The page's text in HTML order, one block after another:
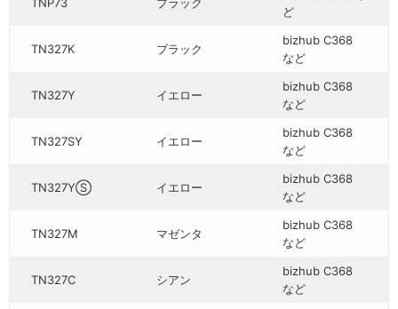
TNP73 ブラック
ど
TN327K ブラック
bizhub C368
など
TN327Y イエロー
bizhub C368
など
TN327SY イエロー
bizhub C368
など
TN327YⓈ イエロー
bizhub C368
など
TN327M マゼンタ
bizhub C368
など
TN327C シアン
bizhub C368
など